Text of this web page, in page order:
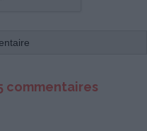
commentaires